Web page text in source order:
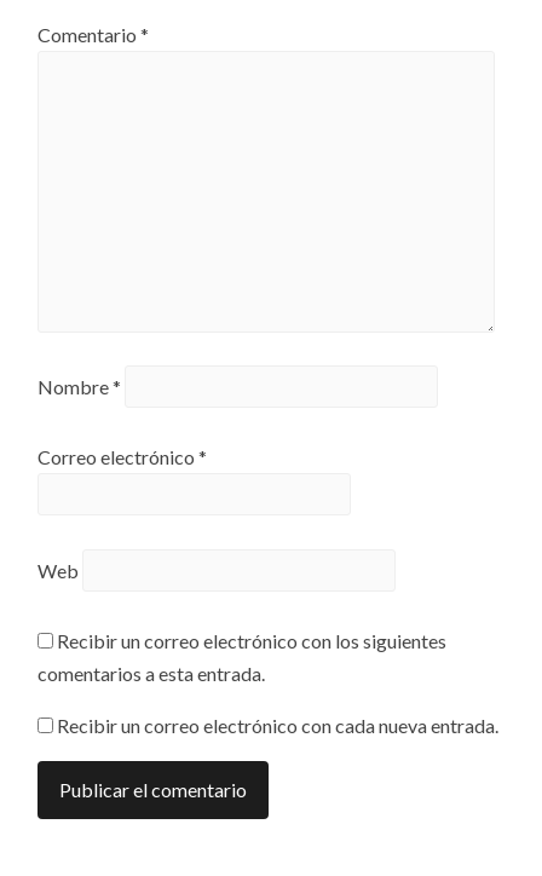
Comentario*
Nombre*
Correo electrónico*
Web
Recibir un correo electrónico con los siguientes
comentarios a esta entrada.
Recibir un correo electrónico con cada nueva entrada.